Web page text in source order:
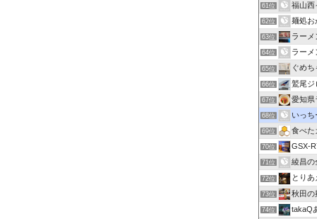
61位 福山西
62位 麺処お
63位 ラー
64位 ラーメ
65位 ぐめ
66位 鷲尾ジロー
67位 愛知県
68位 いっ
69位 食べた
70位 GSX-
71位 綾昌の
72位 とり
73位 秋田の
74位 takaQ